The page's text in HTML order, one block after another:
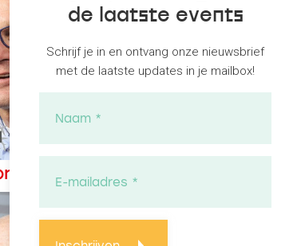
de laatste events
Schrijf je in en ontvang onze nieuwsbrief
met de laatste updates in je mailbox!